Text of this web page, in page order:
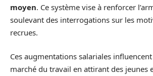
moyen. Ce système vise à renforcer
soulevant des interrogations sur les
recrues.
Ces augmentations salariales
marché du travail en attirant des jeunes